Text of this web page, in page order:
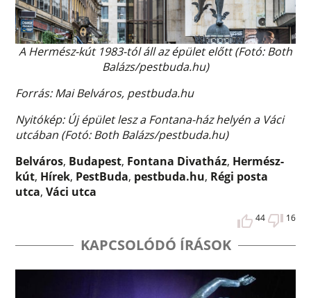
A Hermész-kút 1983-tól áll az épület előtt (Fotó: Both
Balázs/pestbuda.hu)
Forrás: Mai Belváros, pestbuda.hu
Nyitókép: Új épület lesz a Fontana-ház helyén a Váci
utcában​ (Fotó: Both Balázs/pestbuda.hu)
Belváros, Budapest, Fontana Divatház, Hermész-
kút, Hírek, PestBuda, pestbuda.hu, Régi posta
utca,Váci utca
44 16
KAPCSOLÓDÓ ÍRÁSOK